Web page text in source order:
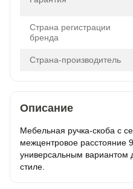
Страна регистрации
бренда
Страна-производитель
Описание
Мебельная ручка-скоба с
межцентровое расстояние
универсальным
стиле.